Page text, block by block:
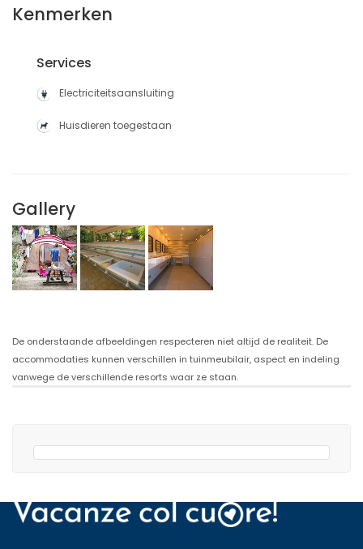
Kenmerken
Services
Electriciteitsaansluiting
Huisdieren toegestaan
Gallery
De onderstaande afbeeldingen respecteren niet altijd de realiteit. De
accommodaties kunnen verschillen in tuinmeubilair, aspect en indeling
vanwege de verschillende resorts waar ze staan.